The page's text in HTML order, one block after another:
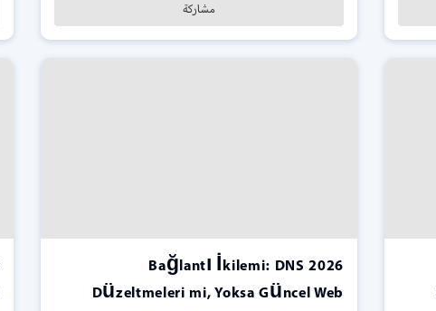
مشاركة
2026 Bağlantı İkilemi: DNS
Düzeltmeleri mi, Yoksa Güncel Web